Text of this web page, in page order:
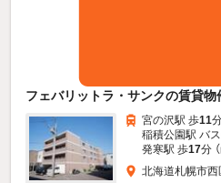
フェバリットラ・サンクの賃貸物
宮の沢駅 歩11
稲積公園駅 バス
発寒駅 歩17分
北海道札幌市西